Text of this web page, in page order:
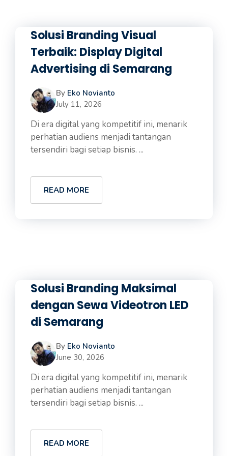
Solusi Branding Visual
Terbaik: Display Digital
Advertising di Semarang
By Eko Novianto
July 11, 2026
Di era digital yang kompetitif ini, menarik
perhatian audiens menjadi tantangan
tersendiri bagi setiap bisnis. ...
READ MORE
Solusi Branding Maksimal
dengan Sewa Videotron LED
di Semarang
By Eko Novianto
June 30, 2026
Di era digital yang kompetitif ini, menarik
perhatian audiens menjadi tantangan
tersendiri bagi setiap bisnis. ...
READ MORE